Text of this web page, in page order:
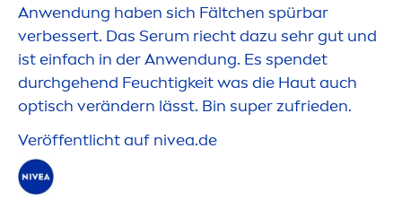
Anwendung haben sich Fältchen spürbar
verbessert. Das Serum riecht dazu sehr gut und
ist einfach in der Anwendung. Es spendet
durchgehend Feuchtigkeit was die Haut auch
optisch verändern lässt. Bin super zufrieden.
Veröffentlicht auf nivea.de